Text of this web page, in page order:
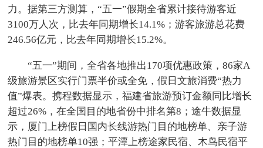
力。据第三方测算，“五一”假期全省累计接待游客近
3100万人次，比去年同期增长14.1%；游客旅游总花费
246.56亿元，比去年同期增长15.2%。
“五一”期间，全省各地推出170项优惠政策，86家A
级旅游景区实行门票半价或全免，假日文旅消费“热力
值”爆表。携程数据显示，福建省旅游预订金额同比增长
超过26%，在全国目的地省份中排名第8；途牛数据显
示，厦门上榜假日国内长线游热门目的地榜单、亲子游
热门目的地榜单10强；平潭上榜途家民宿、木鸟民宿平